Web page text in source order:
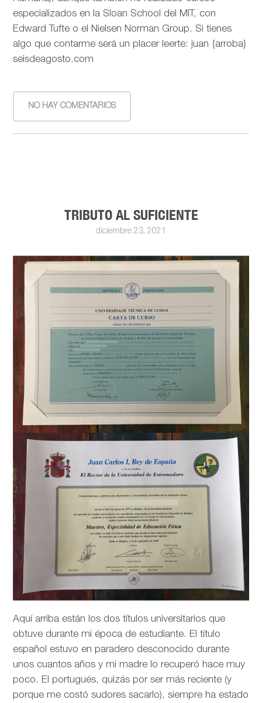
especializados en la Sloan School del MIT, con
Edward Tufte o el Nielsen Norman Group. Si tienes
algo que contarme será un placer leerte: juan {arroba}
seisdeagosto.com
NO HAY COMENTARIOS
TRIBUTO AL SUFICIENTE
diciembre 23, 2021
Aquí arriba están los dos títulos universitarios que
obtuve durante mi época de estudiante. El título
español estuvo en paradero desconocido durante
unos cuantos años y mi madre lo recuperó hace muy
poco. El portugués, quizás por ser más reciente (y
porque me costó sudores sacarlo), siempre ha estado